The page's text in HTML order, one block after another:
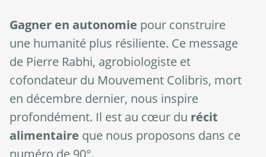
Gagner en autonomie pour construire
une humanité plus résiliente. Ce message
de Pierre Rabhi, agrobiologiste et
cofondateur du Mouvement Colibris, mort
en décembre dernier, nous inspire
profondément. Il est au cœur du récit
alimentaire que nous proposons dans ce
numéro de 90°.